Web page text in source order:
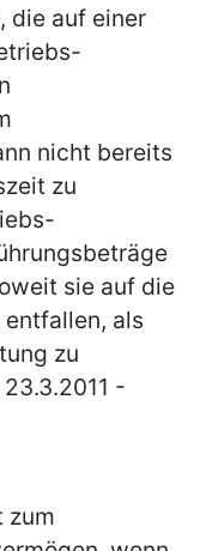
die auf einer
nicht bereits
zu
sie auf die
als
zu
-
zum